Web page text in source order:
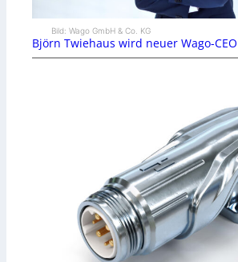
Bild: Wago GmbH & Co. KG
Björn Twiehaus wird neuer Wago-CEO